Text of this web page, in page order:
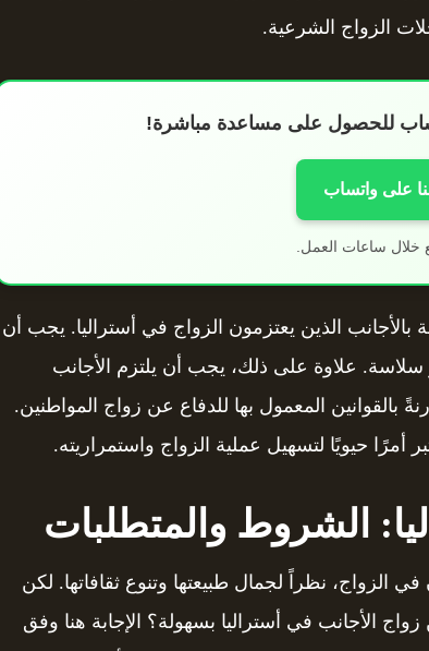
الزواج الشرعية.
للحصول على مساعدة مباشرة!
على واتساب
خلال ساعات العمل.
الذين يعتزمون الزواج في أستراليا. يجب أن
سلاسة. علاوة على ذلك، يجب أن يلتزم الأجانب
بالقوانين المعمول بها للدفاع عن زواج المواطنين.
أمرًا حيويًا لتسهيل عملية الزواج واستمراريته.
الشروط والمتطلبات
الزواج، نظراً لجمال طبيعتها وتنوع ثقافاتها. لكن
الأجانب في أستراليا بسهولة؟ الإجابة هنا وفق